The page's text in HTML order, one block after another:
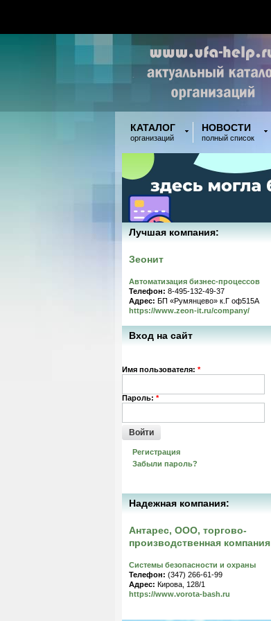
КАТАЛОГ
организаций
НОВОСТИ
полный список
Лучшая компания:
Зеонит
Автоматизация бизнес-процессов
Телефон: 8-495-132-49-37
Адрес: БП «Румянцево» к.Г оф515A
https://www.zeon-it.ru/company/
Вход на сайт
Имя пользователя: *
Пароль: *
Войти
Регистрация
Забыли пароль?
Надежная компания:
Антарес, ООО, торгово-
производственная компания
Системы безопасности и охраны
Телефон: (347) 266-61-99
Адрес: Кирова, 128/1
https://www.vorota-bash.ru